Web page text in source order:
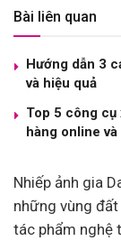
Bài liên quan
Hướng dẫn 3
và hiệu quả
Top 5 công cụ
hàng online
Nhiếp ảnh gia
những vùng
tác phẩm nghệ